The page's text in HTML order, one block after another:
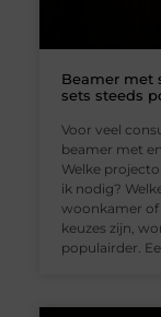
Beamer met
sets steeds
Voor veel
beamer met
Welke
ik nodig?
woonkamer of
keuzes zijn,
populairder.